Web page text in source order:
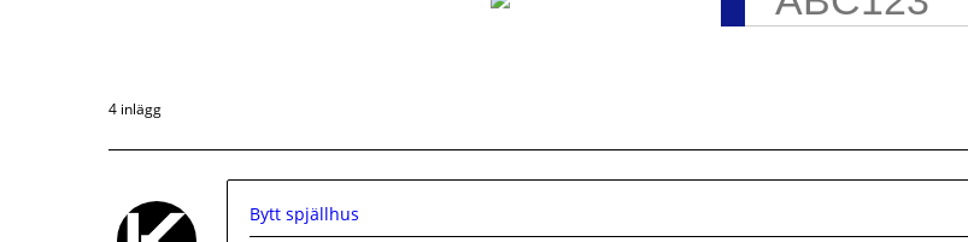
4 inlägg
Bytt spjällhus